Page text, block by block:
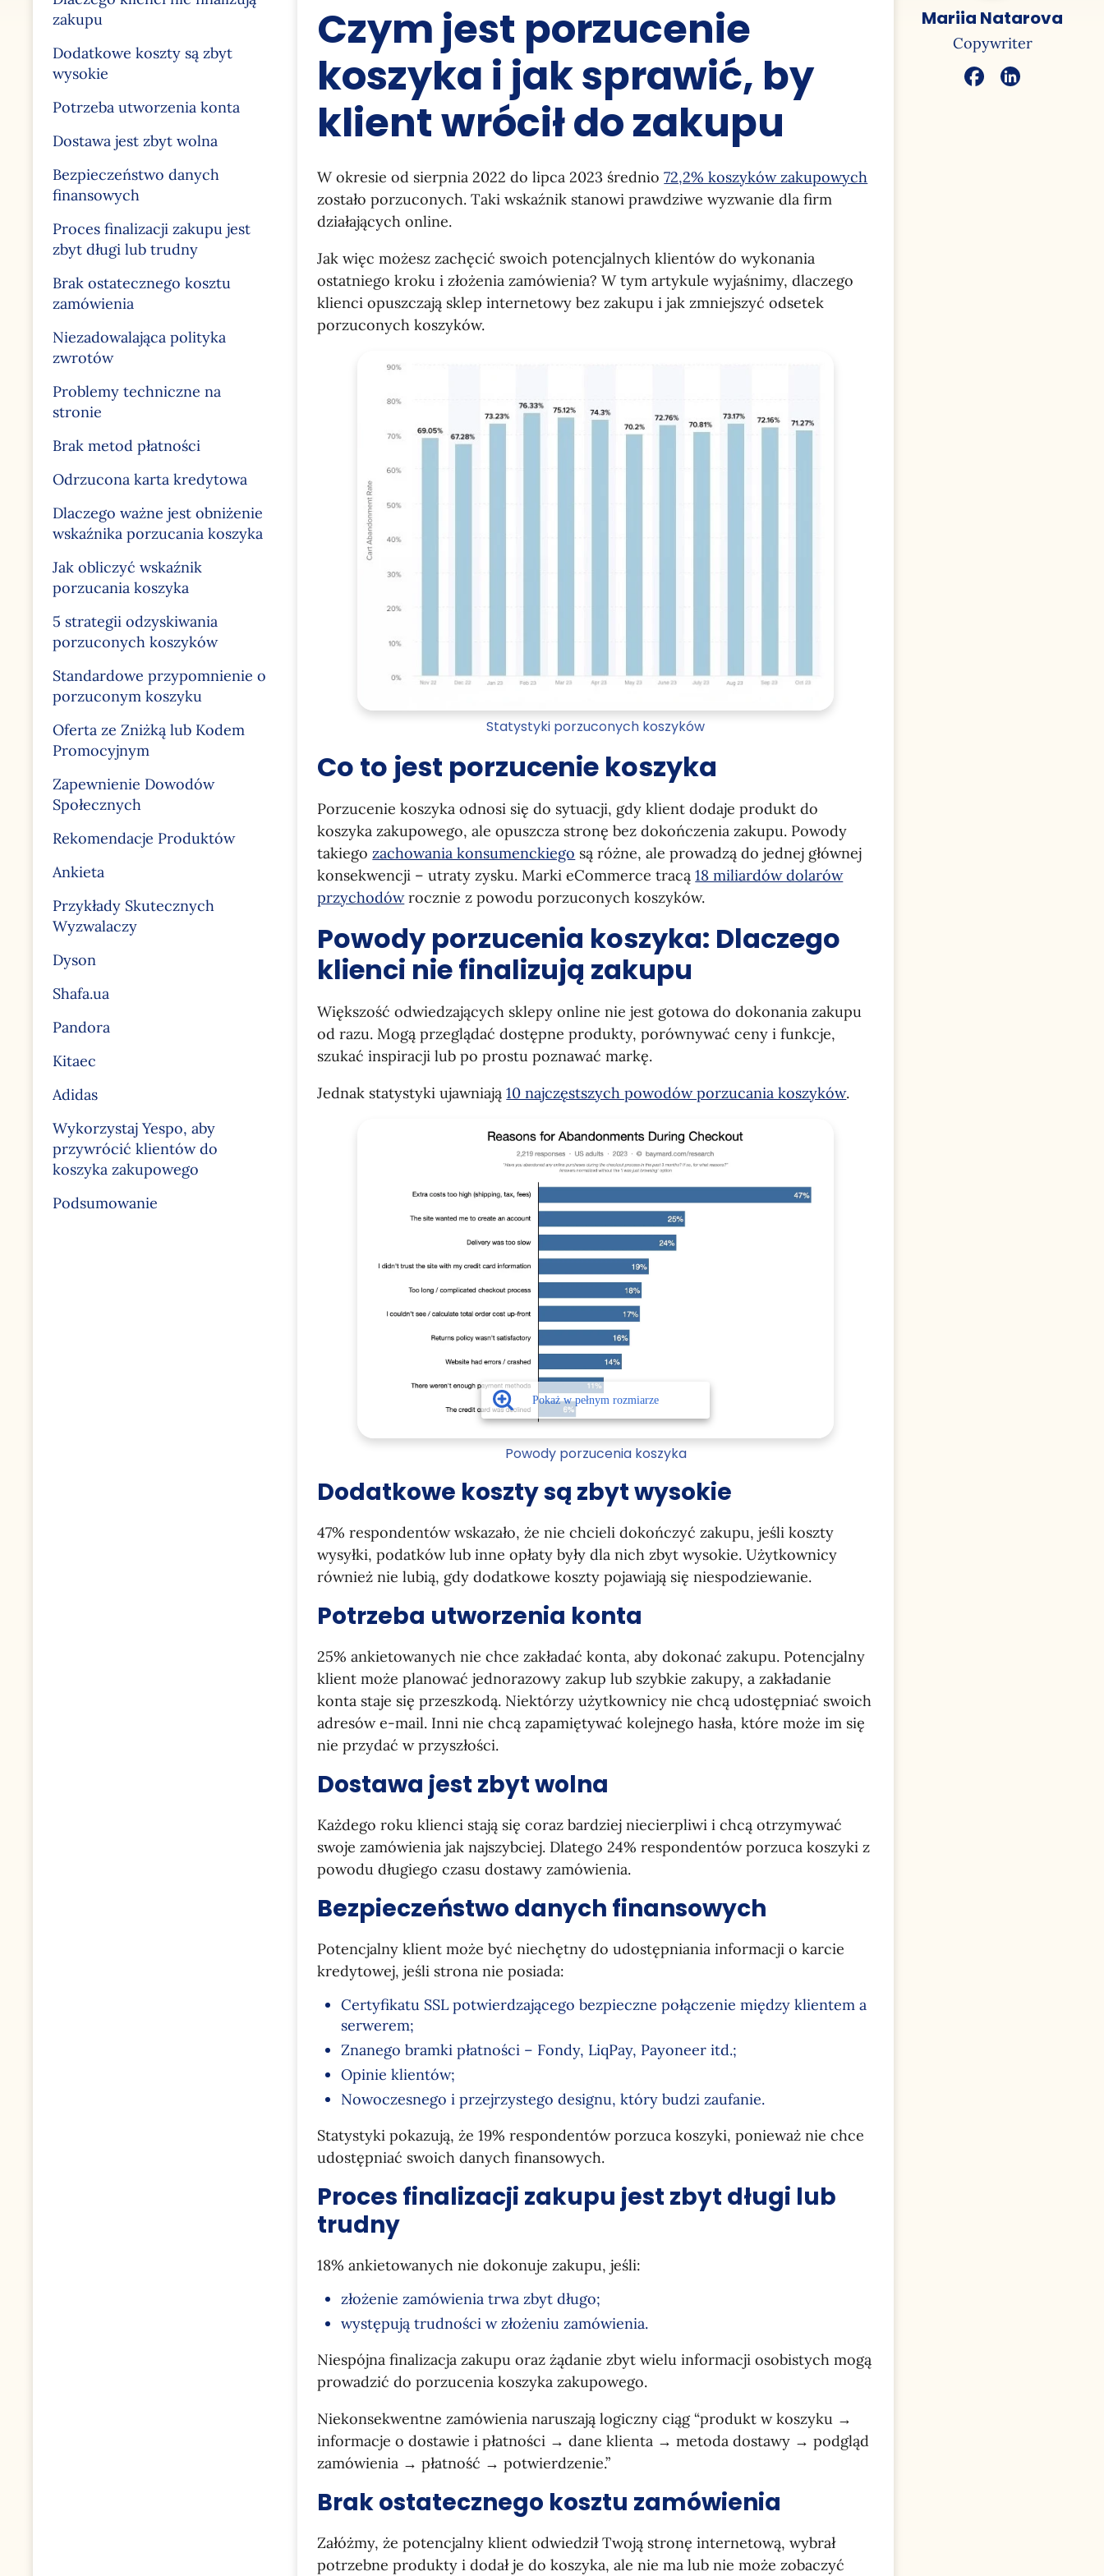
zakupu
Dodatkowe koszty są zbyt
wysokie
Potrzeba utworzenia konta
Dostawa jest zbyt wolna
Bezpieczeństwo danych
finansowych
Proces finalizacji zakupu jest
zbyt długi lub trudny
Brak ostatecznego kosztu
zamówienia
Niezadowalająca polityka
zwrotów
Problemy techniczne na
stronie
Brak metod płatności
Odrzucona karta kredytowa
Dlaczego ważne jest obniżenie
wskaźnika porzucania koszyka
Jak obliczyć wskaźnik
porzucania koszyka
5 strategii odzyskiwania
porzuconych koszyków
Standardowe przypomnienie o
porzuconym koszyku
Oferta ze Zniżką lub Kodem
Promocyjnym
Zapewnienie Dowodów
Społecznych
Rekomendacje Produktów
Ankieta
Przykłady Skutecznych
Wyzwalaczy
Dyson
Shafa.ua
Pandora
Kitaec
Adidas
Wykorzystaj Yespo, aby
przywrócić klientów do
koszyka zakupowego
Podsumowanie
Czym jest porzucenie
koszyka i jak sprawić, by
klient wrócił do zakupu
W okresie od sierpnia 2022 do lipca 2023 średnio72,2% koszyków zakupowych
zostało porzuconych. Taki wskaźnik stanowi prawdziwe wyzwanie dla firm
działających online.
Jak więc możesz zachęcić swoich potencjalnych klientów do wykonania
ostatniego kroku i złożenia zamówienia? W tym artykule wyjaśnimy, dlaczego
klienci opuszczają sklep internetowy bez zakupu i jak zmniejszyć odsetek
porzuconych koszyków.
Statystyki porzuconych koszyków
Co to jest porzucenie koszyka
Porzucenie koszyka odnosi się do sytuacji, gdy klient dodaje produkt do
koszyka zakupowego, ale opuszcza stronę bez dokończenia zakupu. Powody
takiegozachowania konsumenckiego są różne, ale prowadzą do jednej głównej
konsekwencji – utraty zysku. Marki eCommerce tracą18 miliardów dolarów
przychodówrocznie z powodu porzuconych koszyków.
Powody porzucenia koszyka: Dlaczego
klienci nie finalizują zakupu
Większość odwiedzających sklepy online nie jest gotowa do dokonania zakupu
od razu. Mogą przeglądać dostępne produkty, porównywać ceny i funkcje,
szukać inspiracji lub po prostu poznawać markę.
Jednak statystyki ujawniają10 najczęstszych powodów porzucania koszyków.
Powody porzucenia koszyka
Dodatkowe koszty są zbyt wysokie
47% respondentów wskazało, że nie chcieli dokończyć zakupu, jeśli koszty
wysyłki, podatków lub inne opłaty były dla nich zbyt wysokie. Użytkownicy
również nie lubią, gdy dodatkowe koszty pojawiają się niespodziewanie.
Potrzeba utworzenia konta
25% ankietowanych nie chce zakładać konta, aby dokonać zakupu. Potencjalny
klient może planować jednorazowy zakup lub szybkie zakupy, a zakładanie
konta staje się przeszkodą. Niektórzy użytkownicy nie chcą udostępniać swoich
adresów e-mail. Inni nie chcą zapamiętywać kolejnego hasła, które może im się
nie przydać w przyszłości.
Dostawa jest zbyt wolna
Każdego roku klienci stają się coraz bardziej niecierpliwi i chcą otrzymywać
swoje zamówienia jak najszybciej. Dlatego 24% respondentów porzuca koszyki z
powodu długiego czasu dostawy zamówienia.
Bezpieczeństwo danych finansowych
Potencjalny klient może być niechętny do udostępniania informacji o karcie
kredytowej, jeśli strona nie posiada:
Certyfikatu SSL potwierdzającego bezpieczne połączenie między klientem a
serwerem;
Znanego bramki płatności – Fondy, LiqPay, Payoneer itd.;
Opinie klientów;
Nowoczesnego i przejrzystego designu, który budzi zaufanie.
Statystyki pokazują, że 19% respondentów porzuca koszyki, ponieważ nie chce
udostępniać swoich danych finansowych.
Proces finalizacji zakupu jest zbyt długi lub
trudny
18% ankietowanych nie dokonuje zakupu, jeśli:
złożenie zamówienia trwa zbyt długo;
występują trudności w złożeniu zamówienia.
Niespójna finalizacja zakupu oraz żądanie zbyt wielu informacji osobistych mogą
prowadzić do porzucenia koszyka zakupowego.
Niekonsekwentne zamówienia naruszają logiczny ciąg “produkt w koszyku →
informacje o dostawie i płatności → dane klienta → metoda dostawy → podgląd
zamówienia → płatność → potwierdzenie.”
Brak ostatecznego kosztu zamówienia
Załóżmy, że potencjalny klient odwiedził Twoją stronę internetową, wybrał
potrzebne produkty i dodał je do koszyka, ale nie ma lub nie może zobaczyć
Mariia Natarova
Copywriter